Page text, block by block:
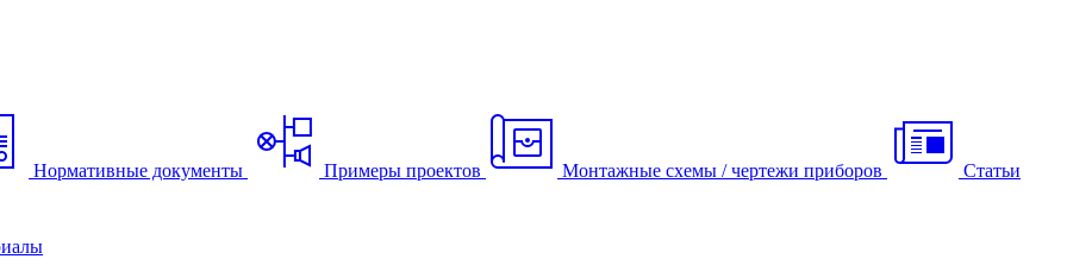
Нормативные документы Примеры проектов Монтажные схемы / чертежи приборов Статьи